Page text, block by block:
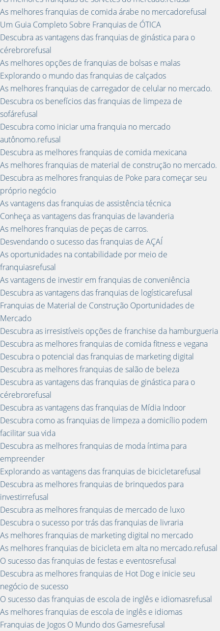
As melhores franquias de comida árabe no mercadorefusal
Um Guia Completo Sobre Franquias de ÓTICA
Descubra as vantagens das franquias de ginástica para o
cérebrorefusal
As melhores opções de franquias de bolsas e malas
Explorando o mundo das franquias de calçados
As melhores franquias de carregador de celular no mercado.
Descubra os benefícios das franquias de limpeza de
sofárefusal
Descubra como iniciar uma franquia no mercado
autônomo.refusal
Descubra as melhores franquias de comida mexicana
As melhores franquias de material de construção no mercado.
Descubra as melhores franquias de Poke para começar seu
próprio negócio
As vantagens das franquias de assistência técnica
Conheça as vantagens das franquias de lavanderia
As melhores franquias de peças de carros.
Desvendando o sucesso das franquias de AÇAÍ
As oportunidades na contabilidade por meio de
franquiasrefusal
As vantagens de investir em franquias de conveniência
Descubra as vantagens das franquias de logísticarefusal
Franquias de Material de Construção Oportunidades de
Mercado
Descubra as irresistíveis opções de franchise da hamburgueria
Descubra as melhores franquias de comida fitness e vegana
Descubra o potencial das franquias de marketing digital
Descubra as melhores franquias de salão de beleza
Descubra as vantagens das franquias de ginástica para o
cérebrorefusal
Descubra as vantagens das franquias de Mídia Indoor
Descubra como as franquias de limpeza a domicílio podem
facilitar sua vida
Descubra as melhores franquias de moda íntima para
empreender
Explorando as vantagens das franquias de bicicletarefusal
Descubra as melhores franquias de brinquedos para
investirrefusal
Descubra as melhores franquias de mercado de luxo
Descubra o sucesso por trás das franquias de livraria
As melhores franquias de marketing digital no mercado
As melhores franquias de bicicleta em alta no mercado.refusal
O sucesso das franquias de festas e eventosrefusal
Descubra as melhores franquias de Hot Dog e inicie seu
negócio de sucesso
O sucesso das franquias de escola de inglês e idiomasrefusal
As melhores franquias de escola de inglês e idiomas
Franquias de Jogos O Mundo dos Gamesrefusal